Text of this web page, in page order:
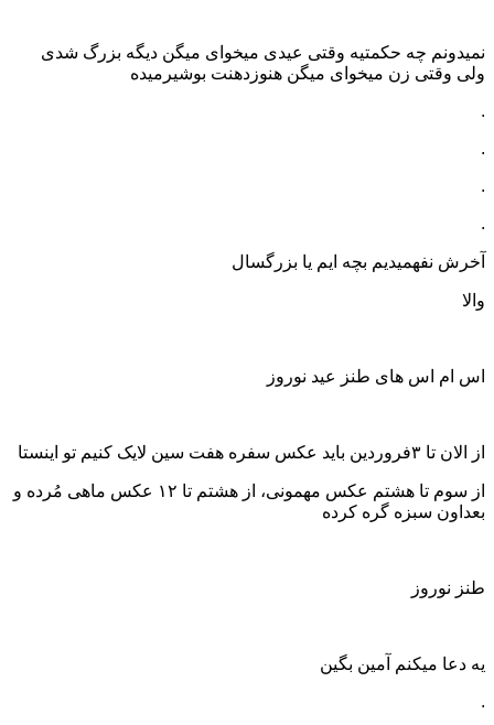
نمیدونم چه حکمتیه وقتی عیدی میخوای میگن دیگه بزرگ شدی
ولی وقتی زن میخوای میگن هنوزدهنت بوشیرمیده
.
.
.
.
آخرش نفهمیدیم بچه ایم یا بزرگسال
والا
اس ام اس های طنز عید نوروز
از الان تا ۳فروردین باید عکس سفره هفت سین لایک کنیم تو اینستا
از سوم تا هشتم عکس مهمونی، از هشتم تا ۱۲ عکس ماهی مُرده و
بعداون سبزه گره کرده
طنز نوروز
یه دعا میکنم آمین بگین
.